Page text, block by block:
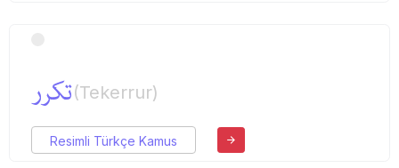
تكرر(Tekerrur)
Resimli Türkçe Kamus